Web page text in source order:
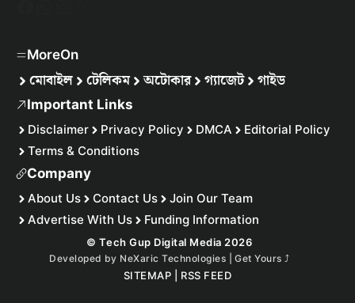
MoreOn
মোবাইল টেলিকম অটোকার গ্যাজেট গাইড
Important Links
Disclaimer Privacy Policy DMCA
Editorial Policy
Terms & Conditions
Company
About Us Contact Us
Join Our Team
Advertise With Us
Funding Information
© Tech Gup Digital Media 2026
Developed by NeXaric Technologies | Get Yours⤴︎
SITEMAP RSS FEED